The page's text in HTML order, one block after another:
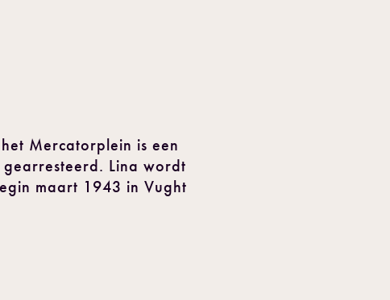
Mercatorplein is een
Lina wordt
maart 1943 in Vught